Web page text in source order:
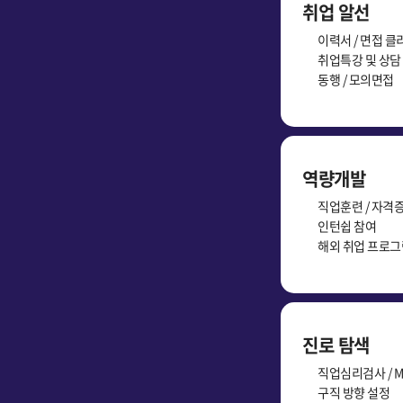
취업 알선
이력서 / 면접 클
취업특강 및 상담
동행 / 모의면접
역량개발
직업훈련 / 자격
인턴쉽 참여
해외 취업 프로
진로 탐색
직업심리검사 /
구직 방향 설정